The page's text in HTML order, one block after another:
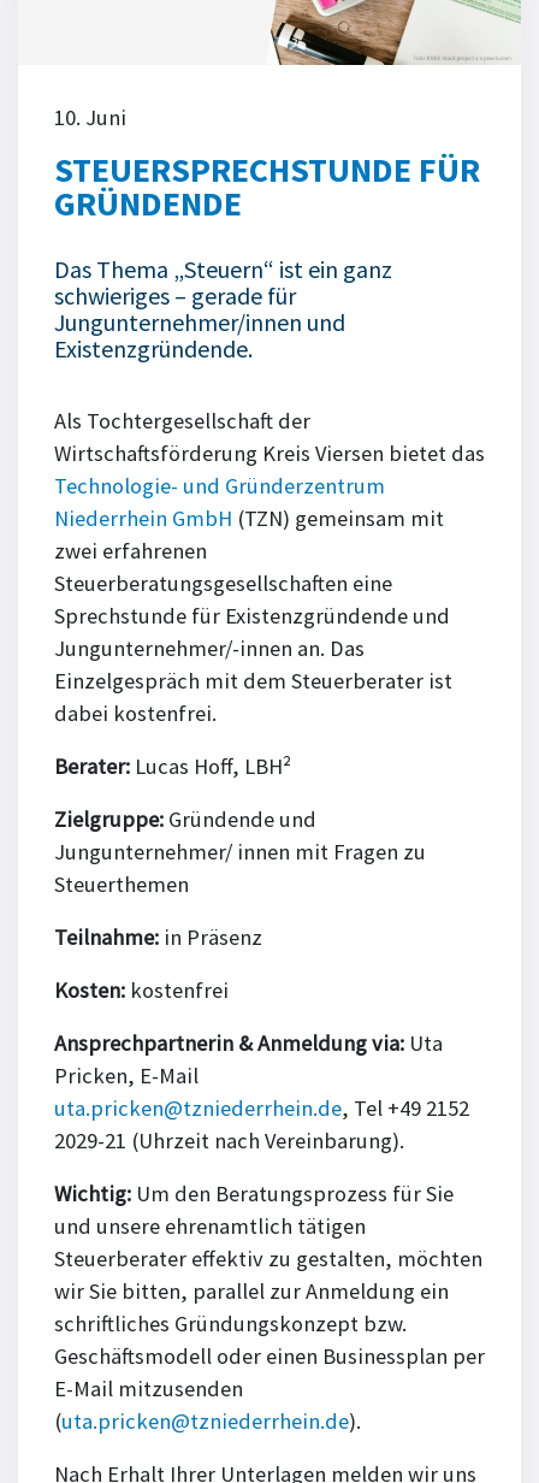
10. Juni
STEUERSPRECHSTUNDE FÜR
GRÜNDENDE
Das Thema „Steuern“ ist ein ganz
schwieriges – gerade für
Jungunternehmer/innen und
Existenzgründende.
Als Tochtergesellschaft der
Wirtschaftsförderung Kreis Viersen bietet das
Technologie- und Gründerzentrum
Niederrhein GmbH (TZN) gemeinsam mit
zwei erfahrenen
Steuerberatungsgesellschaften eine
Sprechstunde für Existenzgründende und
Jungunternehmer/-innen an. Das
Einzelgespräch mit dem Steuerberater ist
dabei kostenfrei.
Berater: Lucas Hoff, LBH²
Zielgruppe: Gründende und
Jungunternehmer/ innen mit Fragen zu
Steuerthemen
Teilnahme: in Präsenz
Kosten: kostenfrei
Ansprechpartnerin & Anmeldung via: Uta
Pricken, E-Mail
uta.pricken@tzniederrhein.de, Tel +49 2152
2029-21 (Uhrzeit nach Vereinbarung).
Wichtig: Um den Beratungsprozess für Sie
und unsere ehrenamtlich tätigen
Steuerberater effektiv zu gestalten, möchten
wir Sie bitten, parallel zur Anmeldung ein
schriftliches Gründungskonzept bzw.
Geschäftsmodell oder einen Businessplan per
E-Mail mitzusenden
(uta.pricken@tzniederrhein.de).
Nach Erhalt Ihrer Unterlagen melden wir uns